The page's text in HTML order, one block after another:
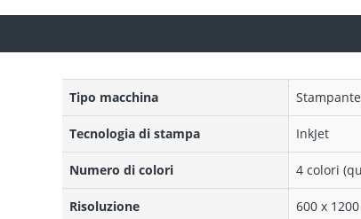
Tipo macchina Stampante
Tecnologia di stampa InkJet
Numero di colori 4 colori
Risoluzione 600 x